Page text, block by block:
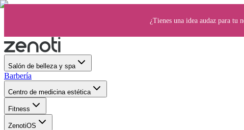
¿Tienes una idea audaz para tu
Salón de belleza y spa
Barbería
Centro de medicina estética
Fitness
ZenotiOS